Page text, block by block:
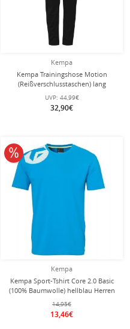
Kempa
Kempa Trainingshose Motion
(Reißverschlusstaschen) lang
schwarz Herren
UVP: 44,99€
32,90€
Kempa
Kempa Sport-Tshirt Core 2.0 Basic
(100% Baumwolle) hellblau Herren
14,95€
13,46€
10% reduziert